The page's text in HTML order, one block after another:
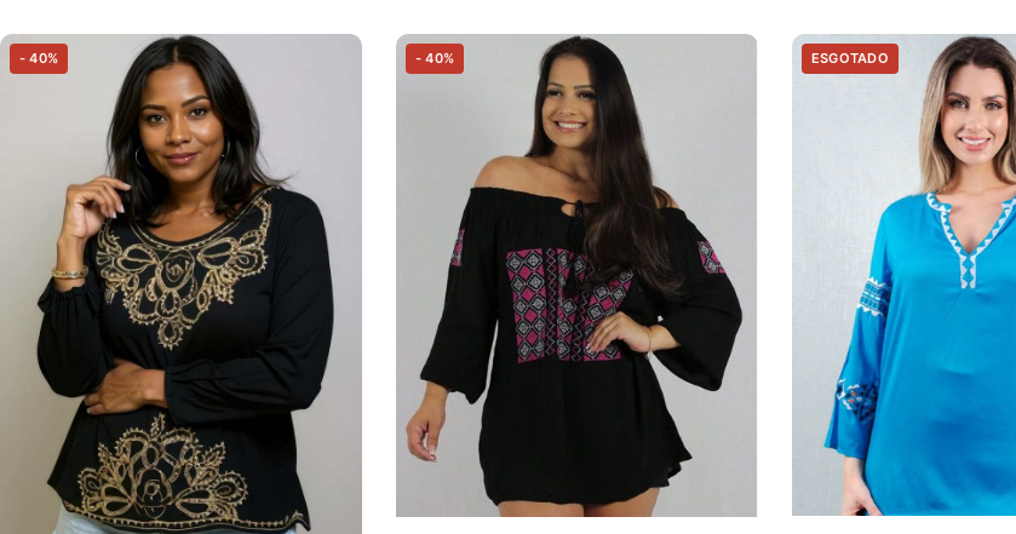
- 40% - 40% ESGOTADO